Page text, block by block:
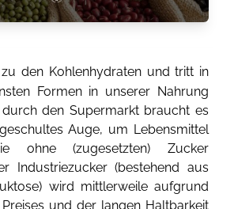
den Kohlenhydraten und tritt in
Formen in unserer Nahrung
den Supermarkt braucht es
Auge, um Lebensmittel
ohne (zugesetzten) Zucker
Industriezucker (bestehend aus
wird mittlerweile aufgrund
und der langen Haltbarkeit